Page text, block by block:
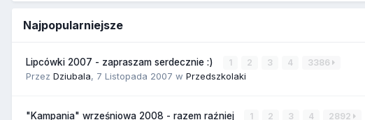
Najpopularniejsze
Lipcówki 2007 - zapraszam serdecznie :) 1 2 3 4 3386
Przez Dziubala, 7 Listopada 2007 w Przedszkolaki
"Kampania" wrześniowa 2008 - razem raźniej 1 2 3 4 2892